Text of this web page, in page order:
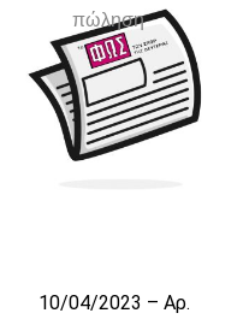
πώληση
10/04/2023 – Αρ.